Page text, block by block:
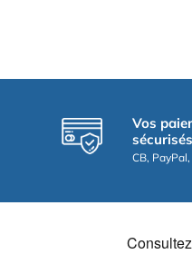
Vos
sécurisés
CB,